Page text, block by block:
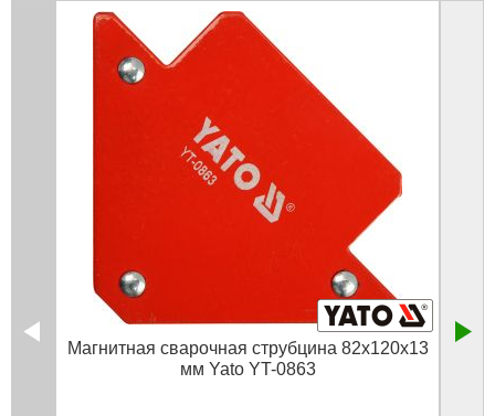
Магнитная сварочная струбцина 82х120х13
мм Yato YT-0863